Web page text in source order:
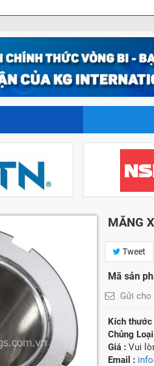
MĂNG
Tweet
Mã sản
Gửi cho
Kích thước
Chủng
Giá : Vui
Email :